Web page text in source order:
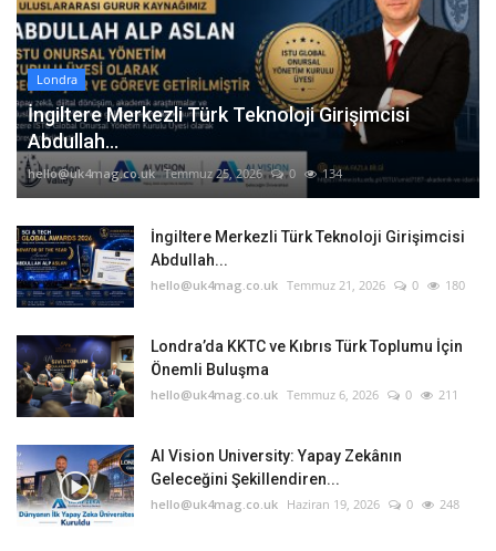
Londra
İngiltere Merkezli Türk Teknoloji Girişimcisi
Abdullah...
hello@uk4mag.co.uk Temmuz 25, 2026 0 134
İngiltere Merkezli Türk Teknoloji Girişimcisi
Abdullah...
hello@uk4mag.co.uk Temmuz 21, 2026 0 180
Londra’da KKTC ve Kıbrıs Türk Toplumu İçin
Önemli Buluşma
hello@uk4mag.co.uk Temmuz 6, 2026 0 211
AI Vision University: Yapay Zekânın
Geleceğini Şekillendiren...
hello@uk4mag.co.uk Haziran 19, 2026 0 248